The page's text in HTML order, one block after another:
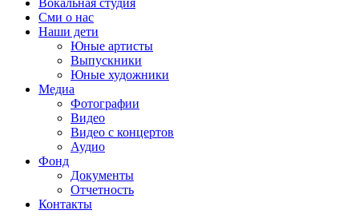
Вокальная студия
Сми о нас
Наши дети
Юные артисты
Выпускники
Юные художники
Медиа
Фотографии
Видео
Видео с концертов
Аудио
Фонд
Документы
Отчетность
Контакты